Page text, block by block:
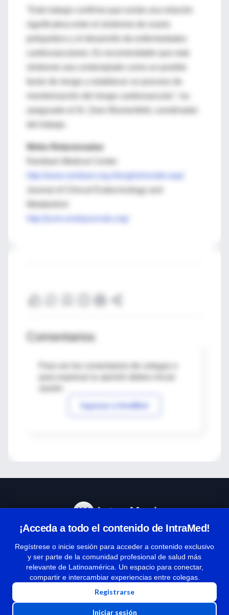
significativa entre el síndrome de ovario
factor de riesgo y establecer un proceso de
monitorización del riesgo cardiovascular", ha
asegurado el Dr. Zeev Blumenfeld, coordinador
Webs Relacionadas
http://www.rambam.org.il/english/under.asp/
ournal of Clinical Endocrinology and
Comentarios
Para ver los comentarios de colegas o
Ingresar a IntraMed
¡Acceda a todo el contenido de IntraMed!
Regístrese o inicie sesión para acceder a contenido exclusivo
y ser parte de la comunidad profesional de salud más
relevante de Latinoamérica. Un espacio para conectar,
compartir e intercambiar experiencias entre colegas.
Registrarse
Iniciar sesión
Términos y condiciones
| Políticas de privacidad
| Todos los derechos reservados | Copyright 1997-2026